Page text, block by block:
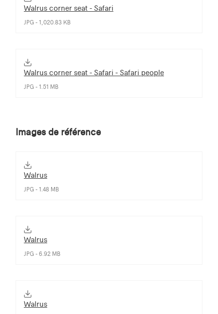
Walrus corner seat - Safari
JPG - 1,020.83 KB
Walrus corner seat - Safari - Safari people
JPG - 1.51 MB
Images de référence
Walrus
JPG - 1.48 MB
Walrus
JPG - 6.92 MB
Walrus